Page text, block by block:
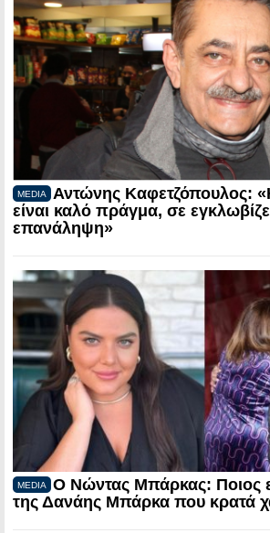
MEDIA
Αντώνης Καφετζόπουλος:
είναι καλό πράγμα, σε
επανάληψη»
MEDIA
Ο Νώντας Μπάρκας: Ποιος
της Δανάης Μπάρκα που κρατά